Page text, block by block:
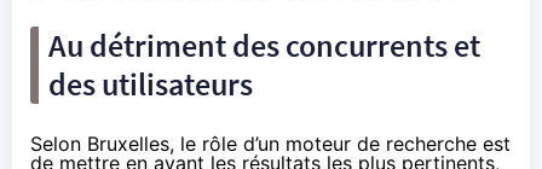
Au détriment des concurrents et
des utilisateurs
Selon Bruxelles, le rôle d’un moteur de recherche est
de mettre en avant les résultats les plus pertinents,